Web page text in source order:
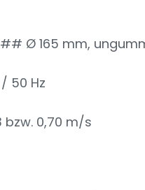
Ø 165 mm,
50 Hz
bzw. 0,70 m/s